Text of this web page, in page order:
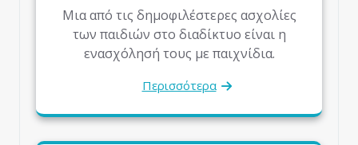
Μια από τις δημοφιλέστερες ασχολίες
των παιδιών στο διαδίκτυο είναι η
ενασχόλησή τους με παιχνίδια.
Περισσότερα